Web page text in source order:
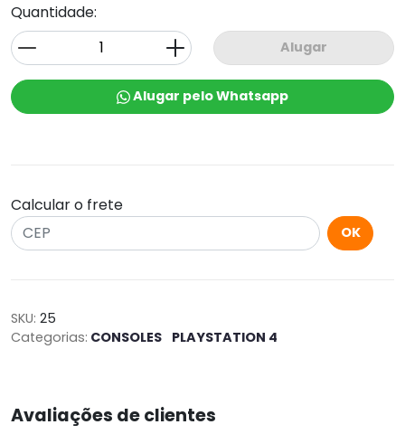
Quantidade:
Alugar
Alugar pelo Whatsapp
Calcular o frete
OK
SKU: 25
Categorias: CONSOLES PLAYSTATION 4
Avaliações de clientes